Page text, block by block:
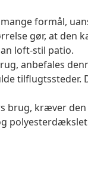
formål,
gør, at den
loft-stil patio.
anbefales
tilflugtssteder.
brug, kræver